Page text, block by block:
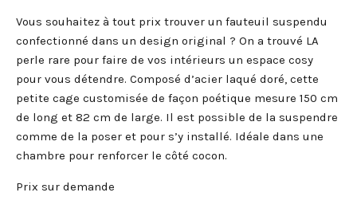
Vous souhaitez à tout prix trouver un fauteuil suspendu
confectionné dans un design original ? On a trouvé LA
perle rare pour faire de vos intérieurs un espace cosy
pour vous détendre. Composé d’acier laqué doré, cette
petite cage customisée de façon poétique mesure 150 cm
de long et 82 cm de large. Il est possible de la suspendre
comme de la poser et pour s’y installé. Idéale dans une
chambre pour renforcer le côté cocon.
Prix sur demande